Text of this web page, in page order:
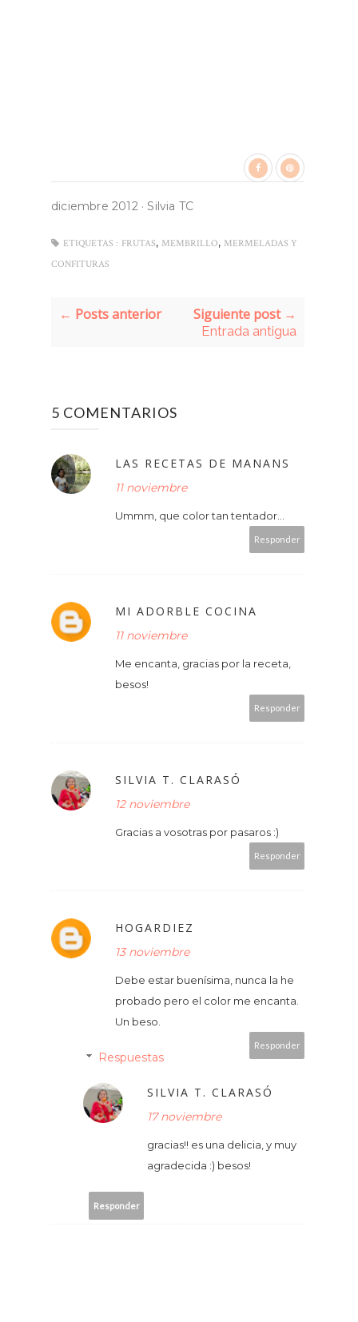
diciembre 2012· Silvia TC
ETIQUETAS : FRUTAS, MEMBRILLO, MERMELADAS Y
CONFITURAS
← Posts anterior Siguiente post →
Entrada antigua
5 COMENTARIOS
LAS RECETAS DE MANANS
11 noviembre
Ummm, que color tan tentador...
Responder
MI ADORBLE COCINA
11 noviembre
Me encanta, gracias por la receta,
besos!
Responder
SILVIA T. CLARASÓ
12 noviembre
Gracias a vosotras por pasaros :)
Responder
HOGARDIEZ
13 noviembre
Debe estar buenísima, nunca la he
probado pero el color me encanta.
Un beso.
Responder
Respuestas
SILVIA T. CLARASÓ
17 noviembre
gracias!! es una delicia, y muy
agradecida :) besos!
Responder